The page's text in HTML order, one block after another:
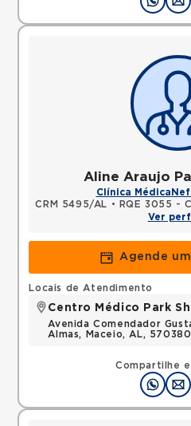
Aline Araujo
Clínica Médica
CRM 5495/AL • RQE 3055 -
Ver
Agende
Compartilhe
Locais de Atendimento
Centro Médico Park
Avenida Comendador
Almas, Maceio, AL,